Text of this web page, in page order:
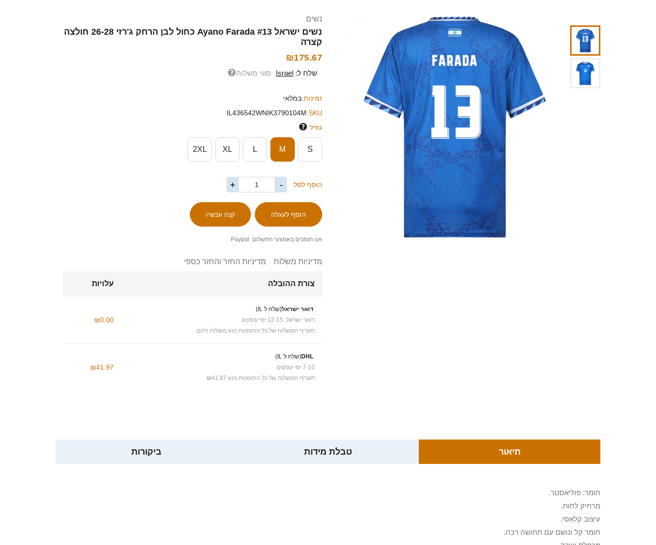
נשים
נשים ישראל Ayano Farada #13 כחול לבן הרחק ג'רזי 26-28 חולצה
קצרה
₪175.67
שלח ל: Israel סוגי משלוח
זמינות:במלאי
SKU:
IL436542WNIK3790104M
גודל
S
M
L
XL
2XL
הוסף לסל: -
+
אנו תומכים באמצעי התשלום: Paypal
מדיניות משלוח מדיניות החזר והחזר כספי
צורת ההובלה עלויות
דואר ישראל(שלח ל IL)
דואר ישראל: 12-15 ימי עסקים
תעריף המשלוח של כל ההזמנות הוא משלוח חינם
₪0.00
DHL(שלח ל IL)
7-10 ימי עסקים
תעריף המשלוח של כל ההזמנות הוא ₪41.97
₪41.97
תיאור טבלת מידות ביקורות
חומר: פוליאסטר.
מרחיק לחות.
עיצוב קלאסי.
חומר קל ונושם עם תחושה רכה.